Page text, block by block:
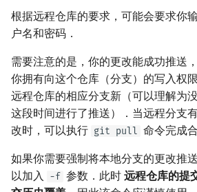
根据远程仓库的要求，可能会要求你
户名和密码．
需要注意的是，你的更改能成功推送
你拥有向这个仓库（分支）的写入权
远程仓库的相应分支新（可以理解为
这段时间进行了推送）．当远程分支
改时，可以执行 git pull 命令完成
如果你需要强制将本地分支的更改推
以加入
-f 参数．此时 远程仓库的提